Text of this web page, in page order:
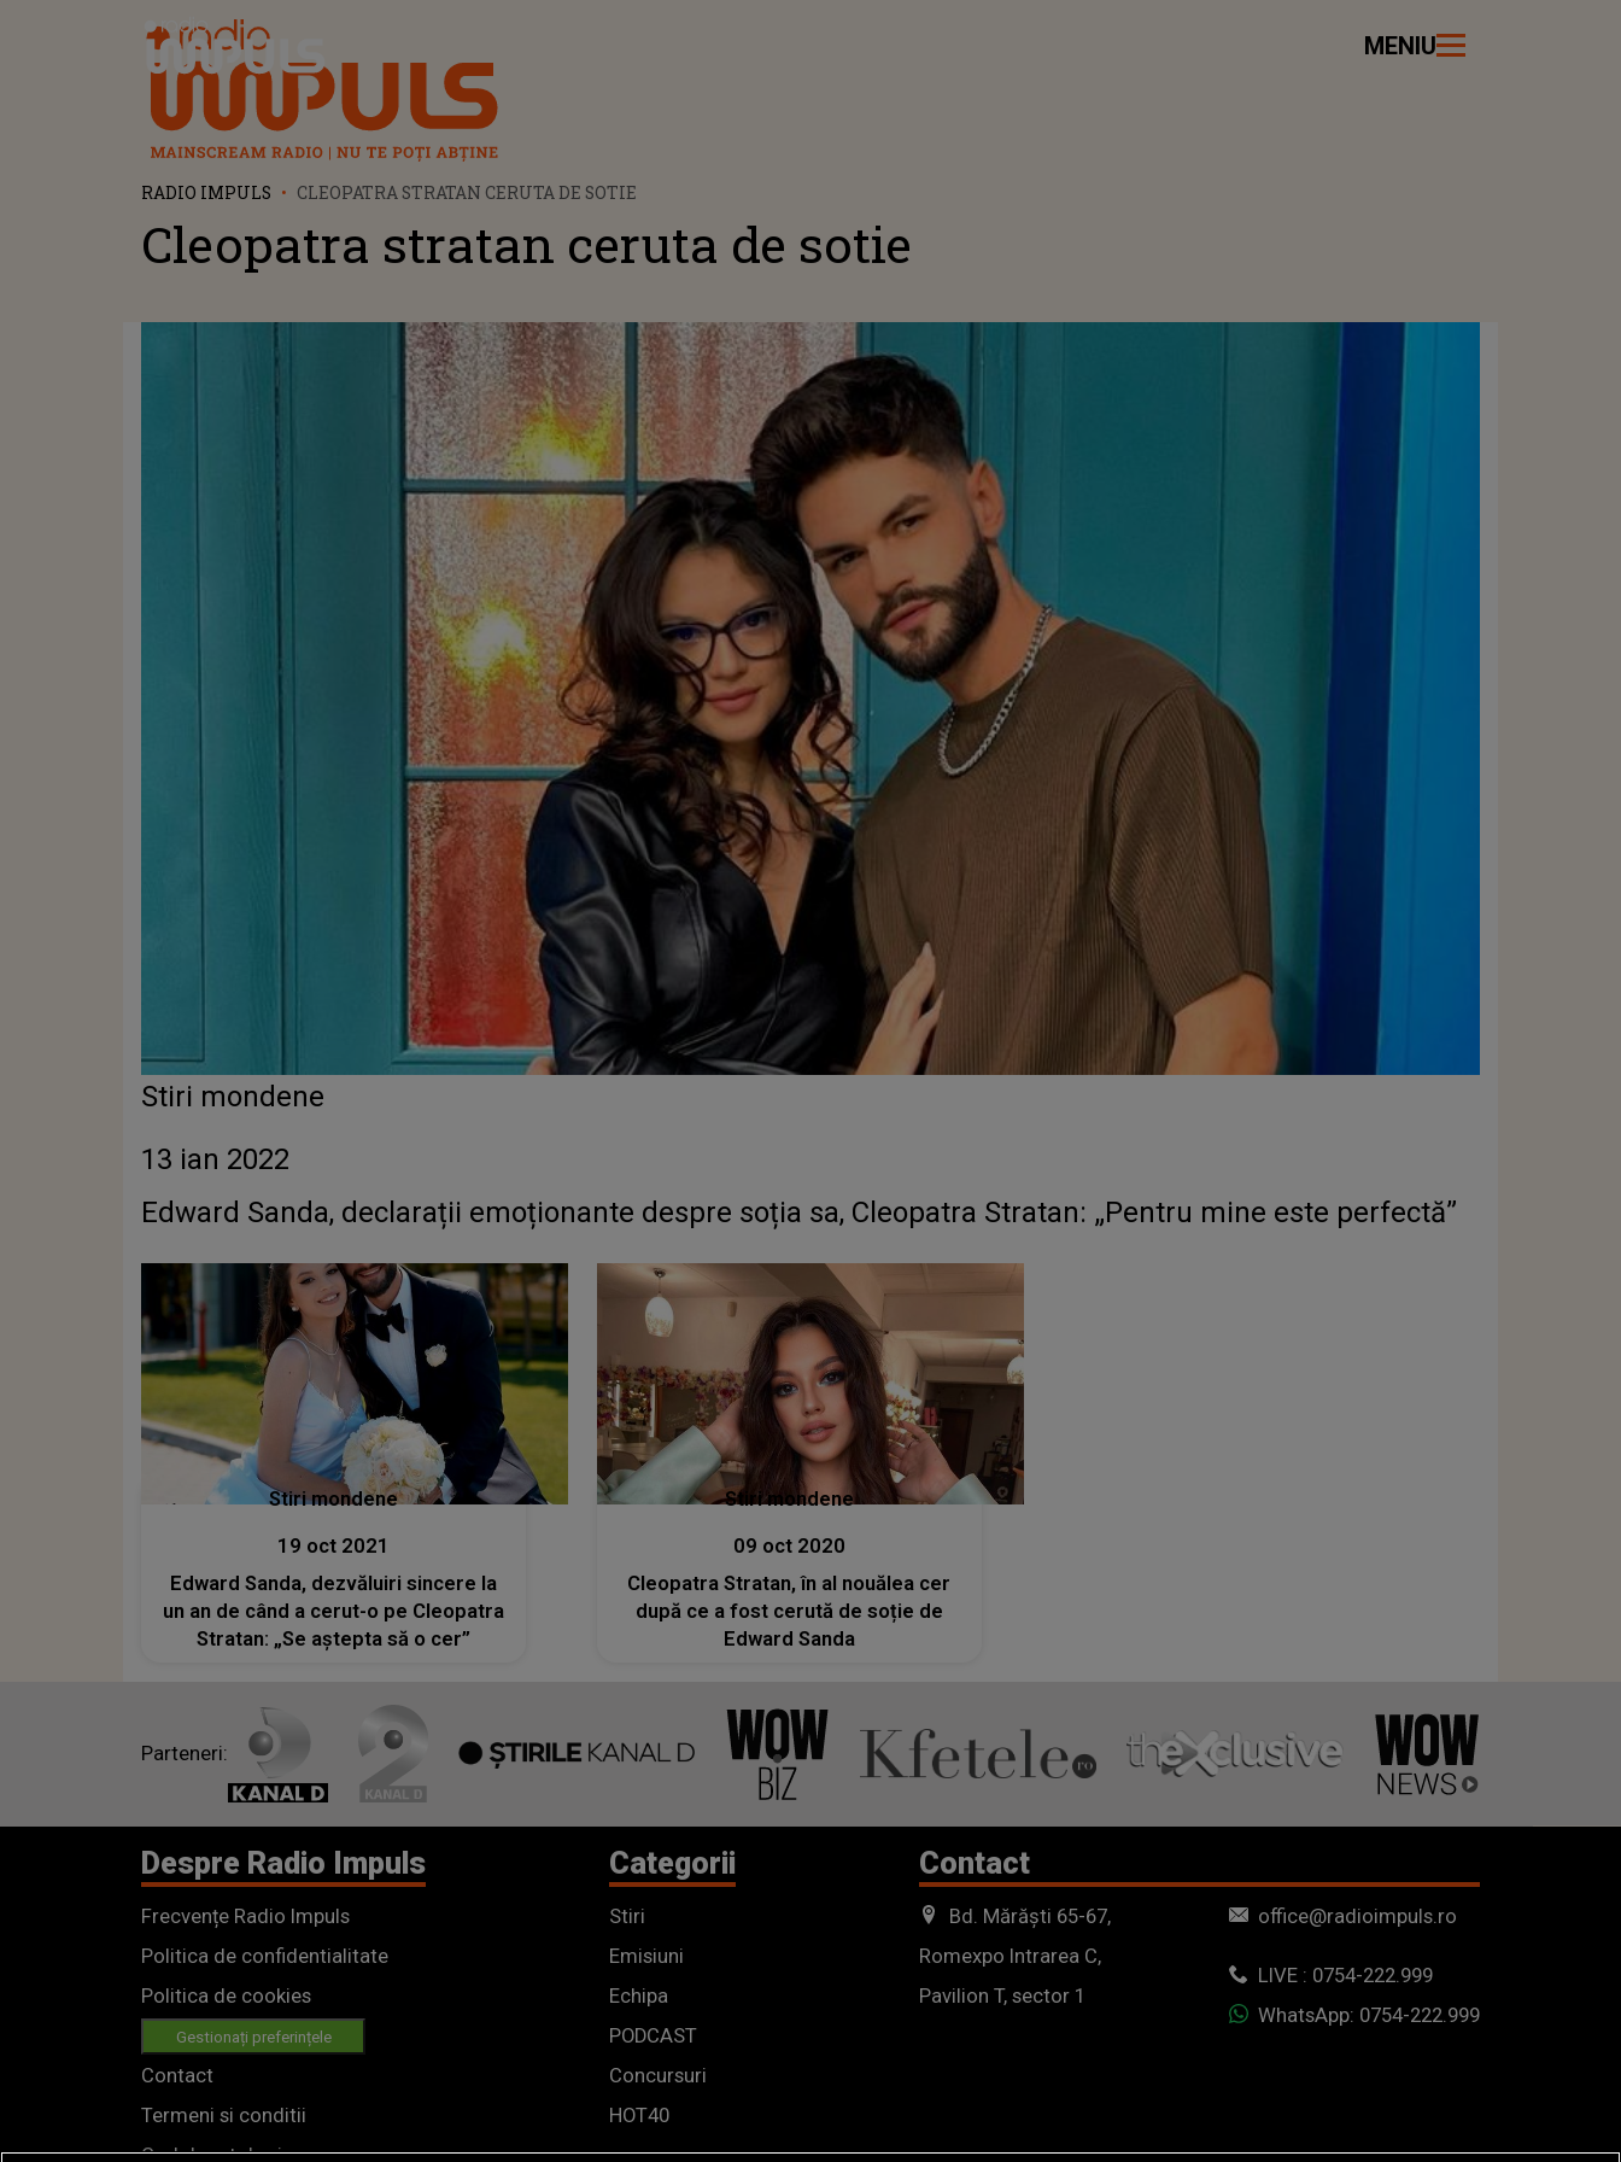
Radio Impuls MENIU
RADIO IMPULS CLEOPATRA STRATAN CERUTA DE SOTIE
Cleopatra stratan ceruta de sotie
Stiri mondene
13 ian 2022
Edward Sanda, declarații emoționante despre soția sa, Cleopatra Stratan: „Pentru mine este perfectă”
Stiri mondene
19 oct 2021
Edward Sanda, dezvăluiri sincere la
un an de când a cerut-o pe Cleopatra
Stratan: „Se aștepta să o cer”
Stiri mondene
09 oct 2020
Cleopatra Stratan, în al nouălea cer
după ce a fost cerută de soție de
Edward Sanda
Parteneri:
Despre Radio Impuls
Frecvențe Radio Impuls
Politica de confidentialitate
Politica de cookies
Gestionați preferințele
Contact
Termeni si conditii
Cod deontologic
Categorii
Stiri
Emisiuni
Echipa
PODCAST
Concursuri
HOT40
Contact
Bd. Mărăști 65-67,
Romexpo Intrarea C,
Pavilion T, sector 1
office@radioimpuls.ro
LIVE : 0754-222.999
WhatsApp: 0754-222.999